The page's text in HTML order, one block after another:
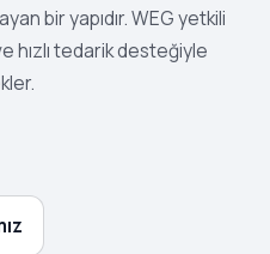
bir yapıdır. WEG yetkili
hızlı tedarik desteğiyle